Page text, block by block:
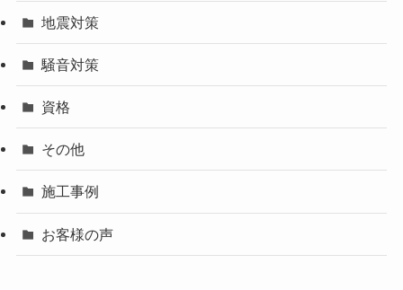
地震対策
騒音対策
資格
その他
施工事例
お客様の声